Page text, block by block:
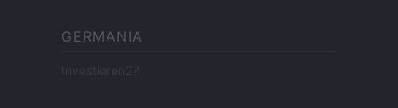
GERMANIA
Investieren24